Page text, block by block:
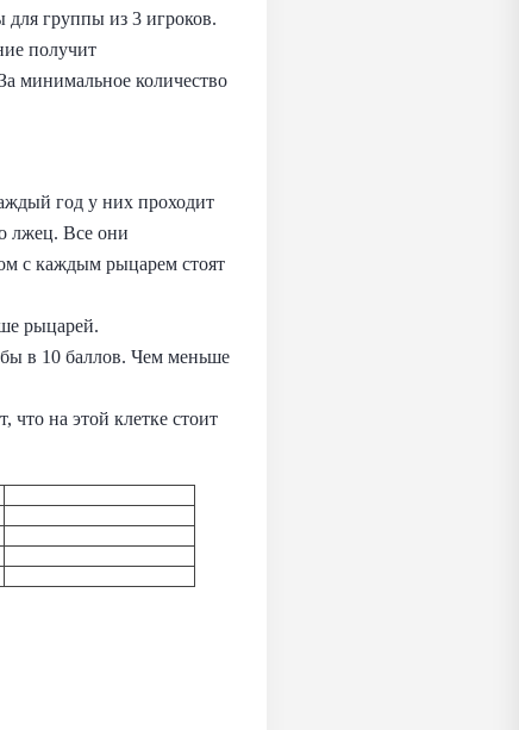
для группы из 3 игроков.
получит
минимальное количество
год у них проходит
лжец. Все они
с каждым рыцарем стоят
рыцарей.
в 10 баллов. Чем меньше
что на этой клетке стоит